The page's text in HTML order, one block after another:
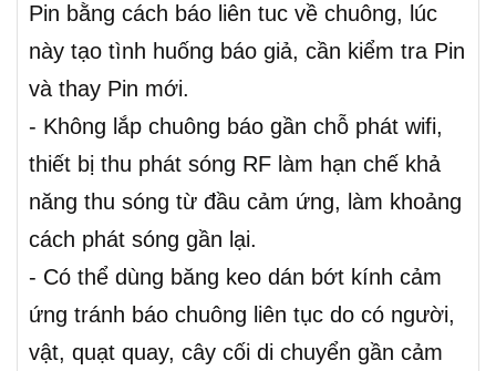
Pin bằng cách báo liên tuc về chuông, lúc
này tạo tình huống báo giả, cần kiểm tra Pin
và thay Pin mới.
- Không lắp chuông báo gần chỗ phát wifi,
thiết bị thu phát sóng RF làm hạn chế khả
năng thu sóng từ đầu cảm ứng, làm khoảng
cách phát sóng gần lại.
- Có thể dùng băng keo dán bớt kính cảm
ứng tránh báo chuông liên tục do có người,
vật, quạt quay, cây cối di chuyển gần cảm